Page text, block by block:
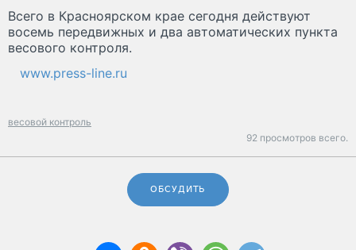
Всего в Красноярском крае сегодня действуют
восемь передвижных и два автоматических пункта
весового контроля.
www.press-line.ru
весовой контроль
92 просмотров всего.
ОБСУДИТЬ